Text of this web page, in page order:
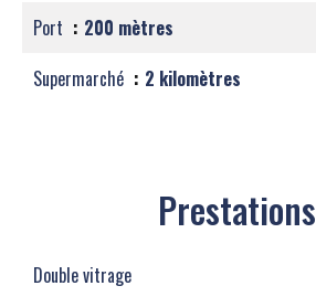
Port
200 mètres
Supermarché
2 kilomètres
Prestations
Double vitrage